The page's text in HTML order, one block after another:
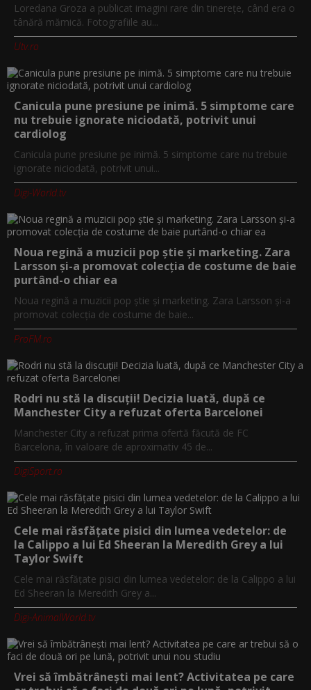
Loredana Groza a publicat imagini rare din tinerețe, când era o
tânără mămică. Fotografiile au...
Utv.ro
Canicula pune presiune pe inimă. 5 simptome care
nu trebuie ignorate niciodată, potrivit unui
cardiolog
Canicula pune presiune pe inimă. 5 simptome care nu trebuie
ignorate niciodată, potrivit unui...
Digi-World.tv
Noua regină a muzicii pop știe și marketing. Zara
Larsson și-a promovat colecția de costume de baie
purtând-o chiar ea
Noua regină a muzicii pop știe și marketing. Zara Larsson și-a
promovat colecția de costume de baie...
ProFM.ro
Rodri nu stă la discuții! Decizia luată, după ce
Manchester City a refuzat oferta Barcelonei
Manchester City a refuzat prima ofertă făcută de FC
Barcelona, în valoare de aproximativ 45 de...
DigiSport.ro
Cele mai răsfățate pisici din lumea vedetelor: de
la Calippo a lui Ed Sheeran la Meredith Grey a lui
Taylor Swift
Cele mai răsfățate pisici din lumea vedetelor: de la Calippo a lui
Ed Sheeran la Meredith Grey a...
Digi-AnimalWorld.tv
Vrei să îmbătrânești mai lent? Activitatea pe care